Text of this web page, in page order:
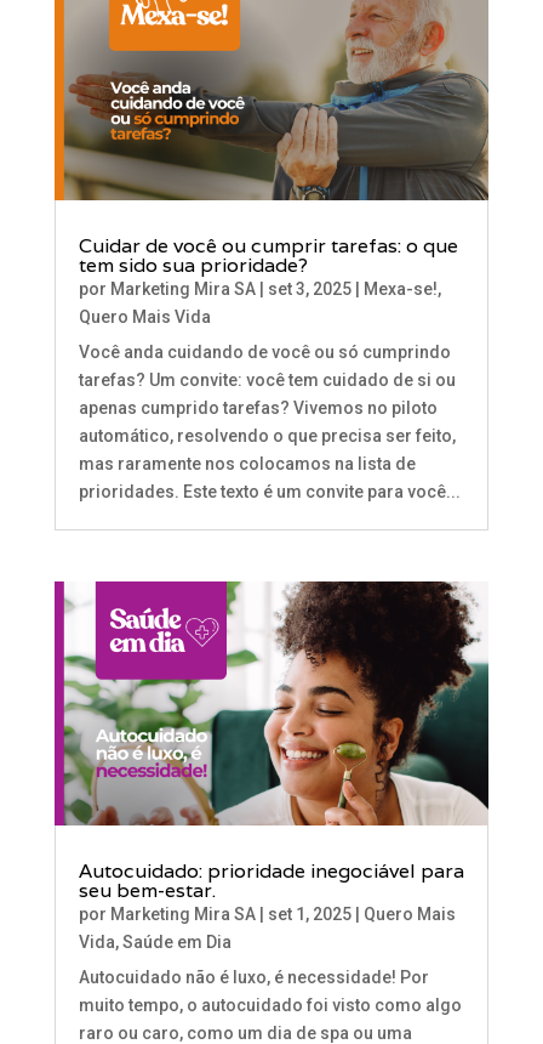
Cuidar de você ou cumprir tarefas: o que
tem sido sua prioridade?
por Marketing Mira SA| set 3, 2025| Mexa-se!,
Quero Mais Vida
Você anda cuidando de você ou só cumprindo
tarefas? Um convite: você tem cuidado de si ou
apenas cumprido tarefas? Vivemos no piloto
automático, resolvendo o que precisa ser feito,
mas raramente nos colocamos na lista de
prioridades. Este texto é um convite para você...
Autocuidado: prioridade inegociável para
seu bem-estar.
por Marketing Mira SA| set 1, 2025| Quero Mais
Vida,Saúde em Dia
Autocuidado não é luxo, é necessidade! Por
muito tempo, o autocuidado foi visto como algo
raro ou caro, como um dia de spa ou uma